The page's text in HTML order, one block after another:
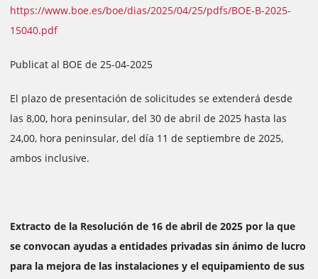
https://www.boe.es/boe/dias/2025/04/25/pdfs/BOE-B-2025-
15040.pdf
Publicat al BOE de 25-04-2025
El plazo de presentación de solicitudes se extenderá desde
las 8,00, hora peninsular, del 30 de abril de 2025 hasta las
24,00, hora peninsular, del día 11 de septiembre de 2025,
ambos inclusive.
Extracto de la Resolución de 16 de abril de 2025 por la que
se convocan ayudas a entidades privadas sin ánimo de lucro
para la mejora de las instalaciones y el equipamiento de sus